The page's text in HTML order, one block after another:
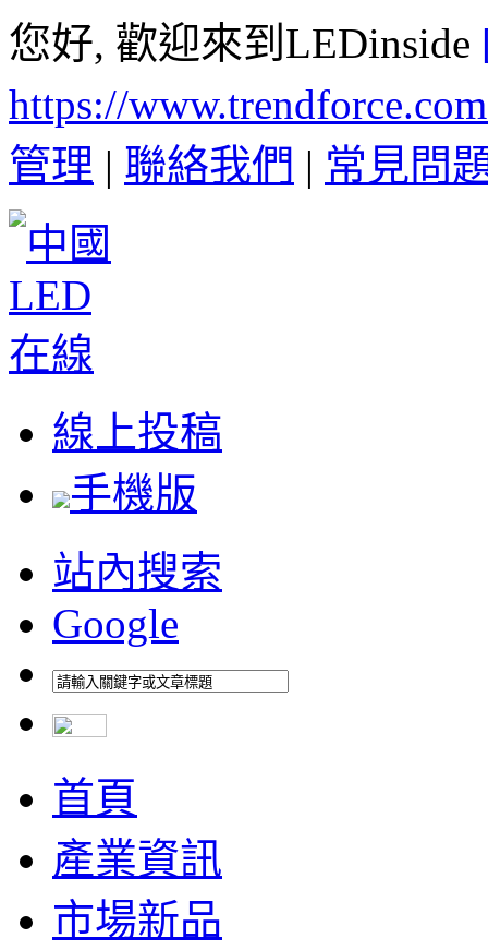
您好, 歡迎來到LEDinside
https://
管理 | 聯絡我們 | 常見問
線上投稿
手機版
站內搜索
Google
首頁
產業資訊
市場新品